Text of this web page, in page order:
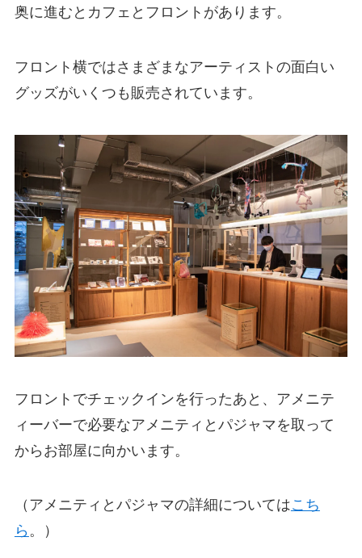
奥に進むとカフェとフロントがあります。
フロント横ではさまざまなアーティストの面白い
グッズがいくつも販売されています。
フロントでチェックインを行ったあと、アメニテ
ィーバーで必要なアメニティとパジャマを取って
からお部屋に向かいます。
（アメニティとパジャマの詳細についてはこち
ら。）